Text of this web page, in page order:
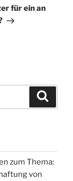
für ein an
zum Thema:
von